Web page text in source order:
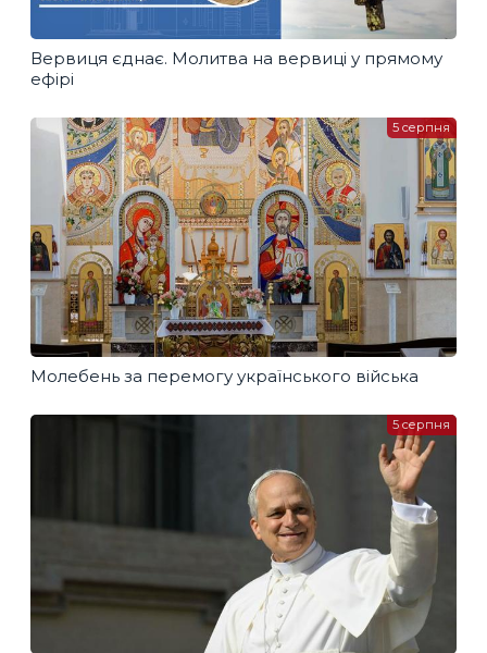
Вервиця єднає. Молитва на вервиці у прямому
ефірі
Молебень за перемогу українського війська
5 серпня
5 серпня